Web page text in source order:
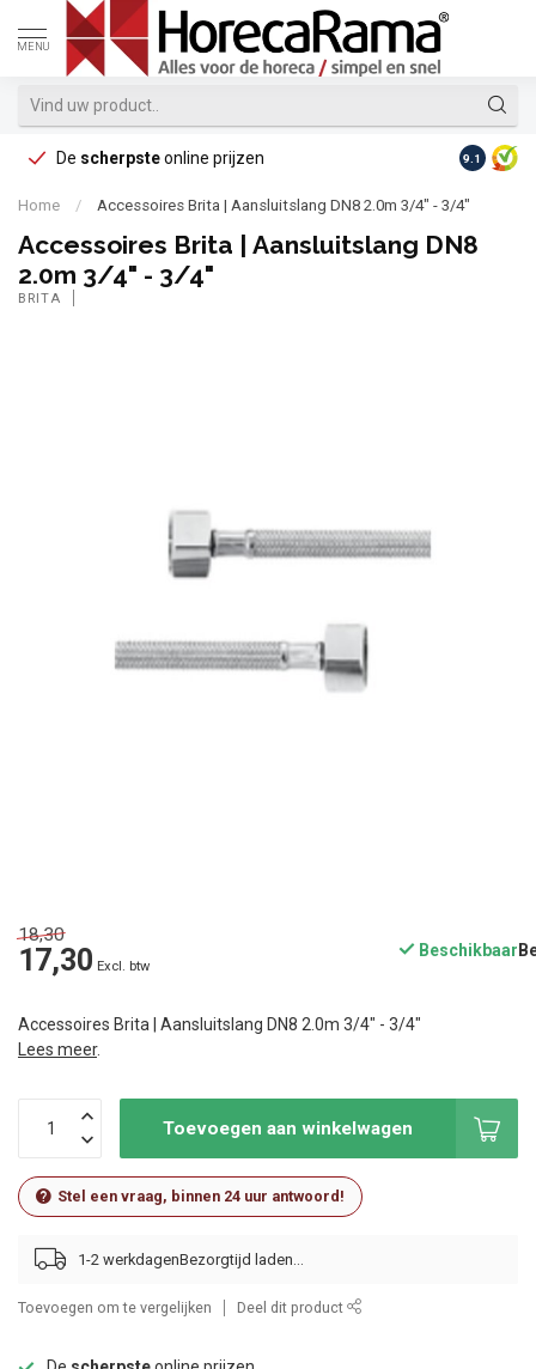
MENU
De scherpsteonline prijzen Op
9.1
Home / Accessoires Brita | Aansluitslang DN8 2.0m 3/4" - 3/4"
Accessoires Brita | Aansluitslang DN8
2.0m 3/4" - 3/4"
BRITA
18,30
17,30 Excl. btw
Beschikbaar
Accessoires Brita | Aansluitslang DN8 2.0m 3/4" - 3/4"
Lees meer.
Toevoegen aan winkelwagen
Stel een vraag, binnen 24 uur antwoord!
1-2 werkdagen
Toevoegen om te vergelijken Deel dit product